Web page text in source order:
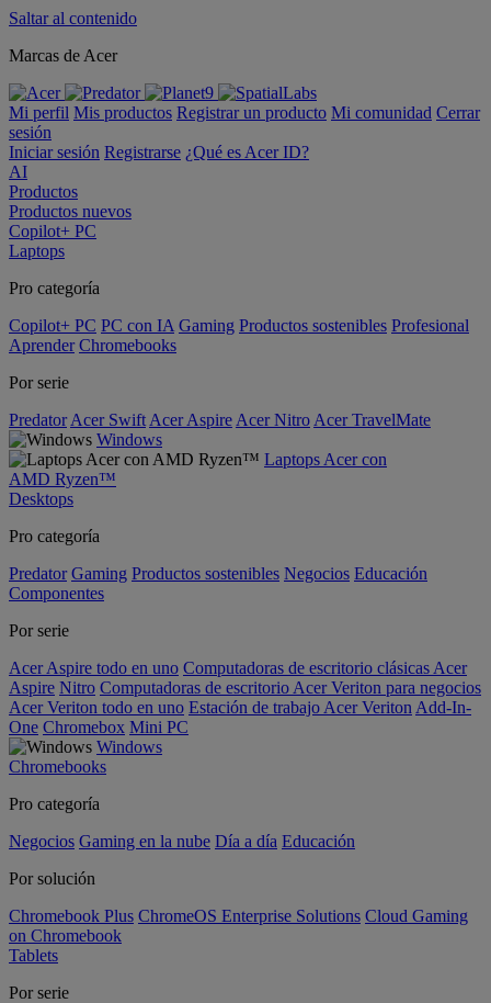
Saltar al contenido
Marcas de Acer
Mi perfil Mis productos Registrar un producto Mi comunidad Cerrar
sesión
Iniciar sesión Registrarse ¿Qué es Acer ID?
AI
Productos
Productos nuevos
Copilot+ PC
Laptops
Pro categoría
Copilot+ PC PC con IA Gaming Productos sostenibles Profesional
Aprender Chromebooks
Por serie
Predator Acer Swift Acer Aspire Acer Nitro Acer TravelMate
Windows
Laptops Acer con
AMD Ryzen™
Desktops
Pro categoría
Predator Gaming Productos sostenibles Negocios Educación
Componentes
Por serie
Acer Aspire todo en uno Computadoras de escritorio clásicas Acer
Aspire Nitro Computadoras de escritorio Acer Veriton para negocios
Acer Veriton todo en uno Estación de trabajo Acer Veriton Add-In-
One Chromebox Mini PC
Windows
Chromebooks
Pro categoría
Negocios Gaming en la nube Día a día Educación
Por solución
Chromebook Plus ChromeOS Enterprise Solutions Cloud Gaming
on Chromebook
Tablets
Por serie